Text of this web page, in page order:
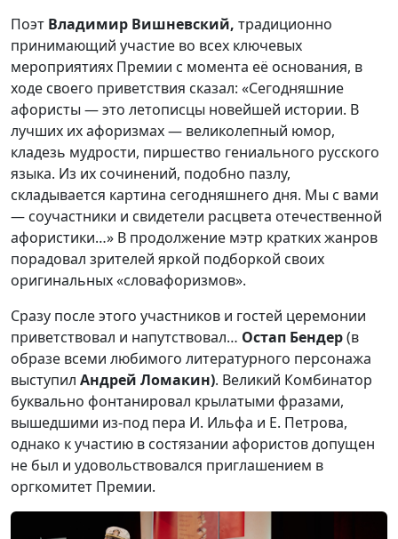
Поэт Владимир Вишневский, традиционно
принимающий участие во всех ключевых
мероприятиях Премии с момента её основания, в
ходе своего приветствия сказал: «Сегодняшние
афористы — это летописцы новейшей истории. В
лучших их афоризмах — великолепный юмор,
кладезь мудрости, пиршество гениального русского
языка. Из их сочинений, подобно пазлу,
складывается картина сегодняшнего дня. Мы с вами
— соучастники и свидетели расцвета отечественной
афористики…» В продолжение мэтр кратких жанров
порадовал зрителей яркой подборкой своих
оригинальных «словафоризмов».
Сразу после этого участников и гостей церемонии
приветствовал и напутствовал… Остап Бендер(в
образе всеми любимого литературного персонажа
выступил Андрей Ломакин). Великий Комбинатор
буквально фонтанировал крылатыми фразами,
вышедшими из-под пера И. Ильфа и Е. Петрова,
однако к участию в состязании афористов допущен
не был и удовольствовался приглашением в
оргкомитет Премии.